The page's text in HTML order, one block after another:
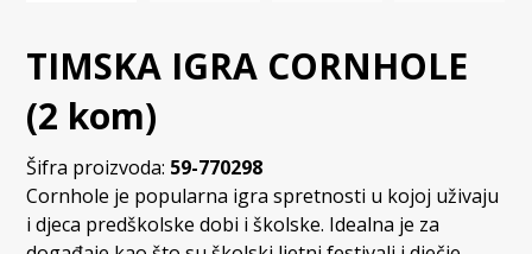
TIMSKA IGRA CORNHOLE
(2 kom)
Šifra proizvoda: 59-770298
Cornhole je popularna igra spretnosti u kojoj uživaju
i djeca predškolske dobi i školske. Idealna je za